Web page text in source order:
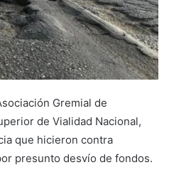
Gremial de
de Vialidad Nacional,
que hicieron contra
presunto desvío de fondos.